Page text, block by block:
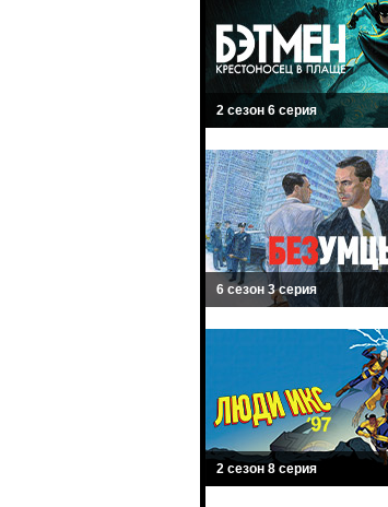
2 сезон 6 серия
6 сезон 3 серия
2 сезон 8 серия